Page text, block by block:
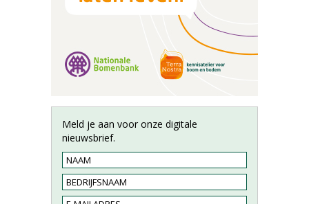
Meld je aan voor onze digitale
nieuwsbrief.